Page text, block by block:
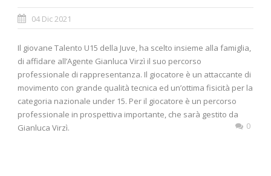
04 Dic 2021
Il giovane Talento U15 della Juve, ha scelto insieme alla famiglia,
di affidare all’Agente Gianluca Virzì il suo percorso
professionale di rappresentanza. Il giocatore è un attaccante di
movimento con grande qualità tecnica ed un’ottima fisicità per la
categoria nazionale under 15. Per il giocatore è un percorso
professionale in prospettiva importante, che sarà gestito da
Gianluca Virzì.
0